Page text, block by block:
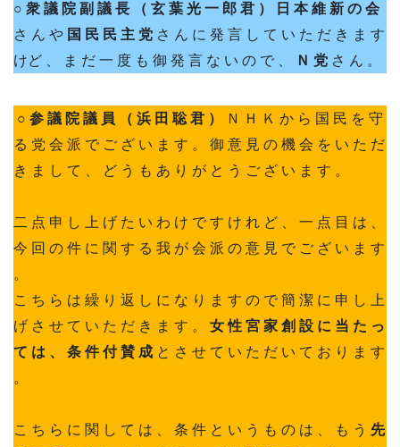
○ 衆 議 院 副 議 長 （ 玄 葉 光 一 郎 君 ）
日 本 維 新 の 会
さ ん や 国 民 民 主 党 さ ん に 発 言 し て い た だ き ま す
けど 、 ま だ 一 度 も 御 発 言 な い の で 、
Ｎ 党 さ ん 。
○ 参 議 院 議 員 （ 浜 田 聡 君 ）
Ｎ Ｈ Ｋ か ら 国 民 を 守
る 党 会 派 で ご ざ い ま す 。 御 意 見 の 機 会 を い た だ
き ま し て 、 ど う も あ り が と う ご ざ い ま す 。
二 点 申 し 上 げ た い わ け で す け れ ど 、 一 点 目 は 、
今 回 の 件 に 関 す る 我 が 会 派 の 意 見 で ご ざ い ま す
。
こ ち ら は 繰 り 返 し に な り ま す の で 簡 潔 に 申 し 上
げ さ せ て い た だ き ま す 。 女 性 宮 家 創 設 に 当 た っ
て は 、 条 件 付 賛 成 と さ せ て い た だ い て お り ま す
。
こ ち ら に 関 し て は 、 条 件 と い う も の は 、 も う 先